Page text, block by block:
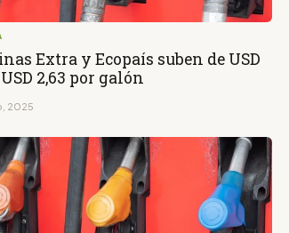
Extra y Ecopaís suben de USD
USD 2,63 por galón
2025